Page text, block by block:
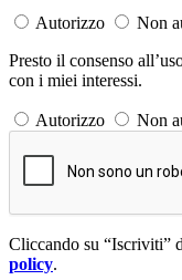
Autorizzo
Non
Presto il consenso
con i miei interessi.
Autorizzo Non
Cliccando su “Iscriviti”
policy.